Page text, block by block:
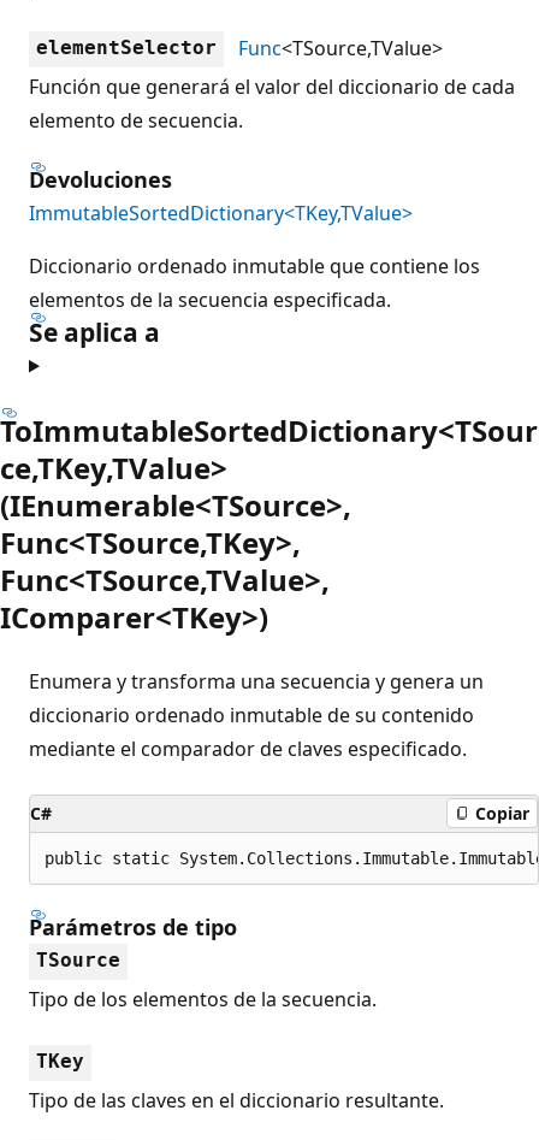
elementSelector Func<TSource,TValue>
Función que generará el valor del diccionario de cada
elemento de secuencia.
Devoluciones
ImmutableSortedDictionary<TKey,TValue>
Diccionario ordenado inmutable que contiene los
elementos de la secuencia especificada.
Se aplica a
ToImmutableSortedDictionary<TSour
ce,TKey,TValue>
(IEnumerable<TSource>,
Func<TSource,TKey>,
Func<TSource,TValue>,
IComparer<TKey>)
Enumera y transforma una secuencia y genera un
diccionario ordenado inmutable de su contenido
mediante el comparador de claves especificado.
C# Copiar
public static
Parámetros de tipo
TSource
Tipo de los elementos de la secuencia.
TKey
Tipo de las claves en el diccionario resultante.